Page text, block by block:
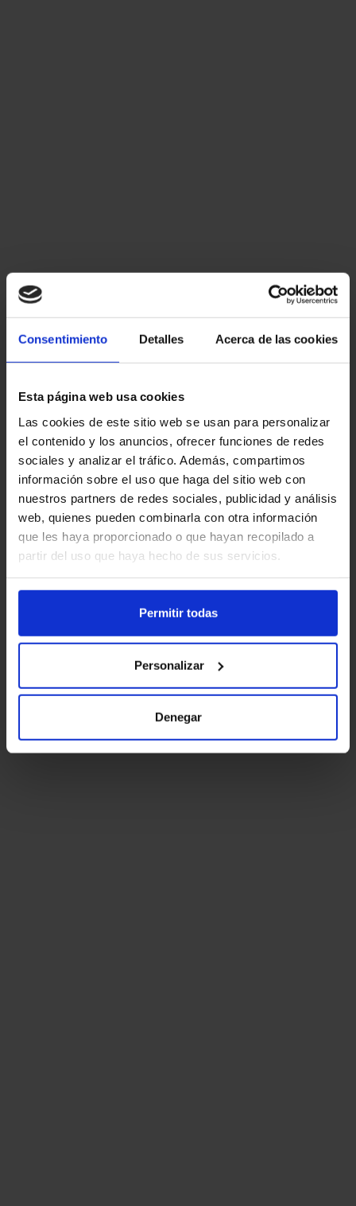
Consentimiento Detalles Acerca de las cookies
Esta página web usa cookies
Las cookies de este sitio web se usan para personalizar
el contenido y los anuncios, ofrecer funciones de redes
sociales y analizar el tráfico. Además, compartimos
información sobre el uso que haga del sitio web con
nuestros partners de redes sociales, publicidad y análisis
web, quienes pueden combinarla con otra información
que les haya proporcionado o que hayan recopilado a
partir del uso que haya hecho de sus servicios.
Permitir todas
Personalizar
Denegar